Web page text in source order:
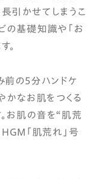
引かせてしまうこ
の基礎知識や「お
。
前の5分ハンドケ
かなお肌をつくる
お肌の音を“肌荒
「肌荒れ」号